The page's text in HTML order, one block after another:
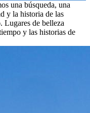
una búsqueda, una
y la historia de las
Lugares de belleza
y las historias de